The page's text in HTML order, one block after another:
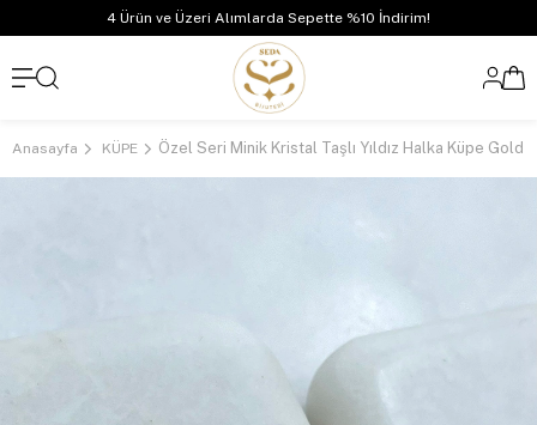
4 Ürün ve Üzeri Alımlarda Sepette %10 İndirim!
Anasayfa KÜPE Özel Seri Minik Kristal Taşlı Yıldız Halka Küpe Gold